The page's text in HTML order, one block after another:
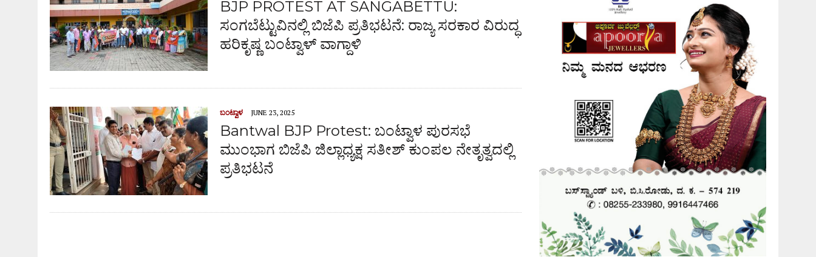
BJP PROTEST AT SANGABETTU:
ಸಂಗಬೆಟ್ಟುವಿನಲ್ಲಿ ಬಿಜೆಪಿ ಪ್ರತಿಭಟನೆ: ರಾಜ್ಯ ಸರಕಾರ ವಿರುದ್ಧ
ಹರಿಕೃಷ್ಣ ಬಂಟ್ವಾಳ್ ವಾಗ್ದಾಳಿ
ಬಂಟ್ವಾಳ JUNE 23, 2025
Bantwal BJP Protest: ಬಂಟ್ವಾಳ ಪುರಸಭೆ
ಮುಂಭಾಗ ಬಿಜೆಪಿ ಜಿಲ್ಲಾಧ್ಯಕ್ಷ ಸತೀಶ್ ಕುಂಪಲ ನೇತೃತ್ವದಲ್ಲಿ
ಪ್ರತಿಭಟನೆ